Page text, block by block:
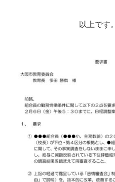
以上です。